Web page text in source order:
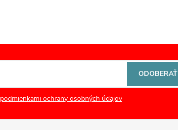
podmienkami ochrany osobných údajov
ODOBERAŤ